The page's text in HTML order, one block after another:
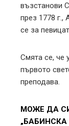
възстанови
през 1778 г.,
се за
Смята се, че
първото
преподава.
МОЖЕ ДА